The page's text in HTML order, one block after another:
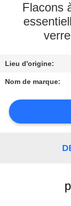
PROPOS
NOUS
VISITE
DE
‌Flacons
Lieu d'origine:
Nom de marque: